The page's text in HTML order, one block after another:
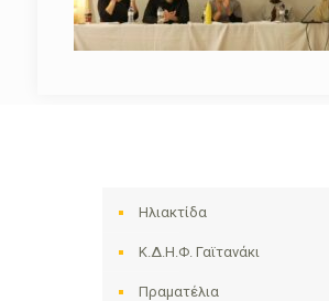
Ηλιακτίδα
Κ.Δ.Η.Φ. Γαϊτανάκι
Πραματέλια